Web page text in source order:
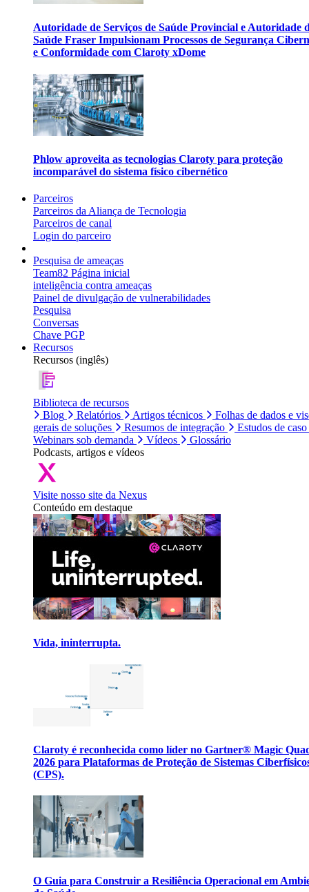
Autoridade de Serviços de Saúde Provincial e Autoridade
Saúde Fraser Impulsionam Processos de Segurança
e Conformidade com Claroty xDome
Phlow aproveita as tecnologias Claroty para proteção
incomparável do sistema físico cibernético
Parceiros
Parceiros da Aliança de Tecnologia
Parceiros de canal
Login do parceiro
Pesquisa de ameaças
Team82 Página inicial
inteligência contra ameaças
Painel de divulgação de vulnerabilidades
Pesquisa
Conversas
Chave PGP
Recursos
Recursos (inglês)
Biblioteca de recursos
Blog
Relatórios Artigos técnicos
Folhas de dados e
gerais de soluções
Resumos de integração
Estudos de caso
Webinars sob demanda
Vídeos
Glossário
Podcasts, artigos e vídeos
Visite nosso site da Nexus
Conteúdo em destaque
Vida, ininterrupta.
Claroty é reconhecida como líder no Gartner® Magic
2026 para Plataformas de Proteção de Sistemas
(CPS).
O Guia para Construir a Resiliência Operacional em